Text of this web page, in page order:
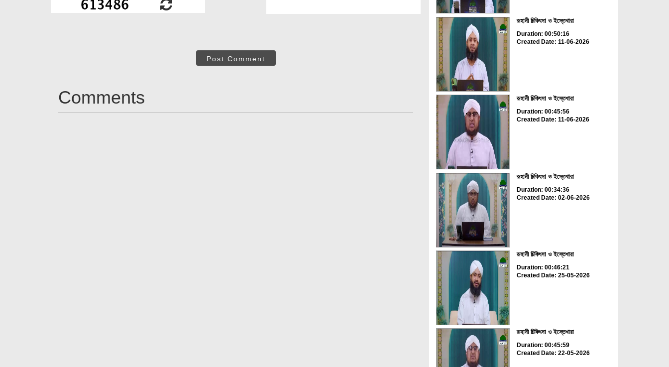
Post Comment
Comments
রূহানী চিকিৎসা ও ইস্তেখারা
Duration: 00:50:16
Created Date: 11-06-2026
রূহানী চিকিৎসা ও ইস্তেখারা
Duration: 00:45:56
Created Date: 11-06-2026
রূহানী চিকিৎসা ও ইস্তেখারা
Duration: 00:34:36
Created Date: 02-06-2026
রূহানী চিকিৎসা ও ইস্তেখারা
Duration: 00:46:21
Created Date: 25-05-2026
রূহানী চিকিৎসা ও ইস্তেখারা
Duration: 00:45:59
Created Date: 22-05-2026